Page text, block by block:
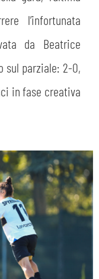
l’infortunata
da Beatrice
sul parziale: 2-0,
in fase creativa